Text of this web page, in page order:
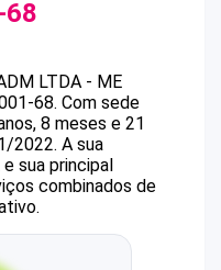
LTDA - ME
68. Com sede
8 meses e 21
2022. A sua
e sua principal
combinados de